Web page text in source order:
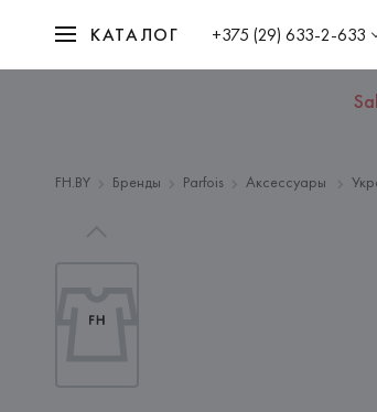
КАТАЛОГ +375 (29) 633-2-633
FH.BY Бренды Parfois Аксессуары